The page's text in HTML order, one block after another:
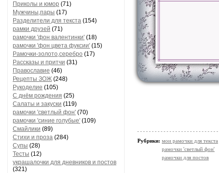
Приколы и юмор (71)
Мужчины,пары (17)
Разделители для текста (154)
рамки друзей (71)
рамочки 'фон валентинки' (18)
рамочки 'фон цвета фуксии' (15)
Рамочки-золото,серебро (17)
Рассказы и притчи (31)
Православие (46)
Рецепты ЗОЖ (248)
Рукоделие (105)
С днём рождения (25)
Салаты и закуски (119)
рамочки 'светлый фон' (70)
рамочки 'синие голубые' (109)
Смайлики (89)
Стихи и проза (284)
Супы (28)
Тесты (12)
украшалочки для дневников и постов
(321)
Рубрики: мои рамочки для текста
рамочки 'светлый фон'
рамочки для постов